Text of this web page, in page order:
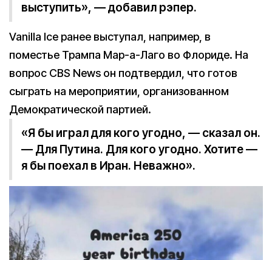
выступить», — добавил рэпер.
Vanilla Ice ранее выступал, например, в
поместье Трампа Мар-а-Лаго во Флориде. На
вопрос CBS News он подтвердил, что готов
сыграть на мероприятии, организованном
Демократической партией.
«Я бы играл для кого угодно, — сказал он.
— Для Путина. Для кого угодно. Хотите —
я бы поехал в Иран. Неважно».